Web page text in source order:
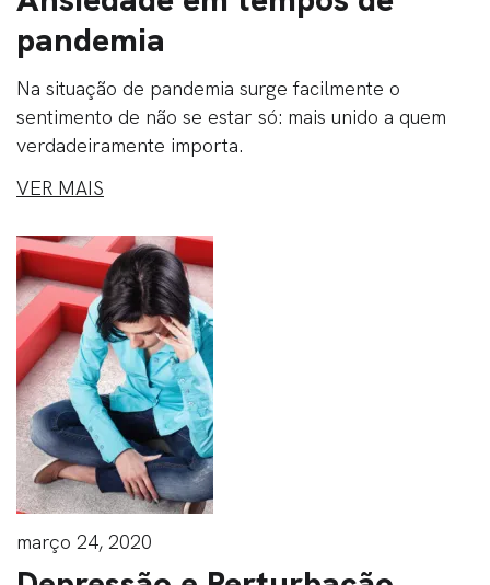
pandemia
Na situação de pandemia surge facilmente o
sentimento de não se estar só: mais unido a quem
verdadeiramente importa.
VER MAIS
março 24, 2020